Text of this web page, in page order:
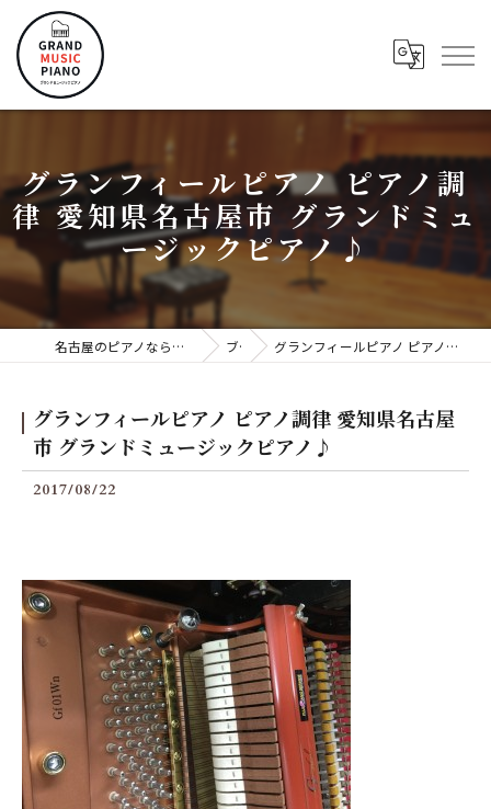
グランフィールピアノ ピアノ調
律 愛知県名古屋市 グランドミュ
ージックピアノ♪
名古屋のピアノならグランドミュージックピアノ株式会社 ブログ グランフィールピアノ ピアノ調律 愛知県名古屋市 グランドミュージックピアノ♪
グランフィールピアノ ピアノ調律 愛知県名古屋
市 グランドミュージックピアノ♪
2017/08/22